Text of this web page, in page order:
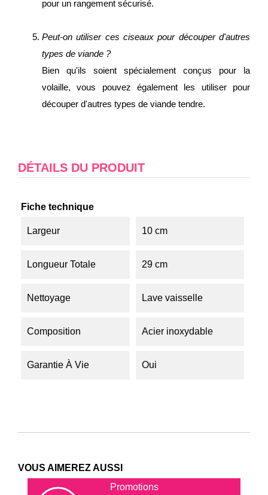
pour un rangement sécurisé.
Peut-on utiliser ces ciseaux pour découper d'autres
types de viande ?
Bien qu'ils soient spécialement conçus pour la
volaille, vous pouvez également les utiliser pour
découper d'autres types de viande tendre.
DÉTAILS DU PRODUIT
Fiche technique
Largeur 10 cm
Longueur Totale 29 cm
Nettoyage Lave vaisselle
Composition Acier inoxydable
Garantie À Vie Oui
VOUS AIMEREZ AUSSI
Promotions